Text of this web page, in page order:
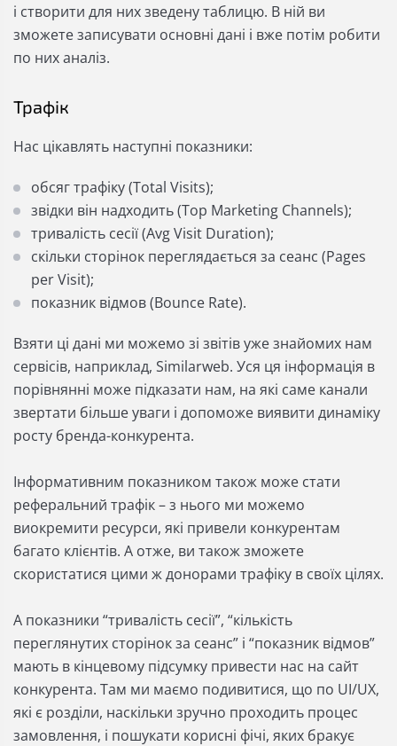
і створити для них зведену таблицю. В ній ви
зможете записувати основні дані і вже потім робити
по них аналіз.
Трафік
Нас цікавлять наступні показники:
обсяг трафіку (Total Visits);
звідки він надходить (Top Marketing Channels);
тривалість сесії (Avg Visit Duration);
скільки сторінок переглядається за сеанс (Pages
per Visit);
показник відмов (Bounce Rate).
Взяти ці дані ми можемо зі звітів уже знайомих нам
сервісів, наприклад, Similarweb. Уся ця інформація в
порівнянні може підказати нам, на які саме канали
звертати більше уваги і допоможе виявити динаміку
росту бренда-конкурента.
Інформативним показником також може стати
реферальний трафік – з нього ми можемо
виокремити ресурси, які привели конкурентам
багато клієнтів. А отже, ви також зможете
скористатися цими ж донорами трафіку в своїх цілях.
А показники “тривалість сесії”, “кількість
переглянутих сторінок за сеанс” і “показник відмов”
мають в кінцевому підсумку привести нас на сайт
конкурента. Там ми маємо подивитися, що по UI/UX,
які є розділи, наскільки зручно проходить процес
замовлення, і пошукати корисні фічі, яких бракує